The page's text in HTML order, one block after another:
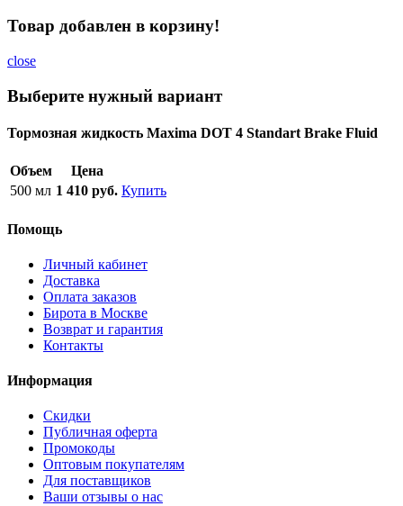
Товар добавлен в корзину!
close
Выберите нужный вариант
Тормозная жидкость Maxima DOT 4 Standart Brake Fluid
Объем
Цена
500 мл 1 410 руб. Купить
Помощь
Личный кабинет
Доставка
Оплата заказов
Бирота в Москве
Возврат и гарантия
Контакты
Информация
Скидки
Публичная оферта
Промокоды
Оптовым покупателям
Для поставщиков
Ваши отзывы о нас